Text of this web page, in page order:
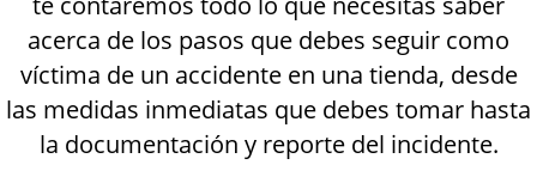
acerca de los pasos que debes seguir como
víctima de un accidente en una tienda, desde
las medidas inmediatas que debes tomar hasta
la documentación y reporte del incidente.